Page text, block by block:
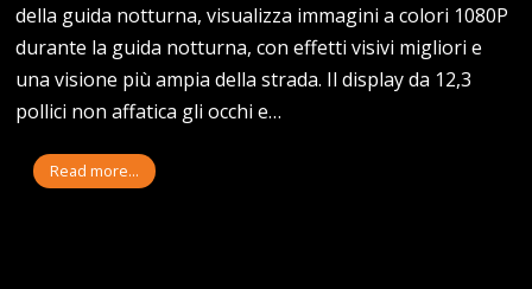
della guida notturna, visualizza immagini a colori 1080P
durante la guida notturna, con effetti visivi migliori e
una visione più ampia della strada. Il display da 12,3
pollici non affatica gli occhi e…
Read more...